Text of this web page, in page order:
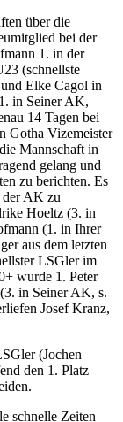
über die
bei der
1. in der
(schnellste
Elke Cagol in
in Seiner AK,
14 Tagen bei
Gotha Vizemeister
Mannschaft in
gelang und
zu berichten. Es
der AK zu
Hoeltz (3. in
(1. in Ihrer
aus dem letzten
LSGler im
wurde 1. Peter
in Seiner AK, s.
Josef Kranz,
(Jochen
den 1. Platz
schnelle Zeiten